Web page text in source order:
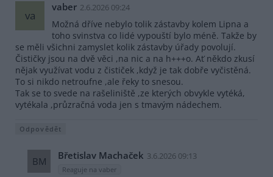
va
vaber 2.6.2026 09:24
Možná dříve nebylo tolik zástavby kolem Lipna a
toho svinstva co lidé vypouští bylo méně. Takže by
se měli všichni zamyslet kolik zástavby úřady povolují.
Čističky jsou na dvě věci ,na nic a na h+++o. Ať někdo zkusí
nějak využívat vodu z čističek ,když je tak dobře vyčistěná.
To si nikdo netroufne ,ale řeky to snesou.
Tak se to svede na rašeliniště ,ze kterých obvykle vytéká,
vytékala ,průzračná voda jen s tmavým nádechem.
Odpovědět
BM Břetislav Machaček 3.6.2026 09:13
Reaguje na vaber